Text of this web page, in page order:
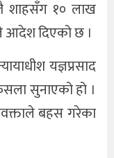
शाहसँग १० लाख
आदेश दिएको छ ।
यज्ञप्रसाद
सुनाएको हो ।
बहस गरेका